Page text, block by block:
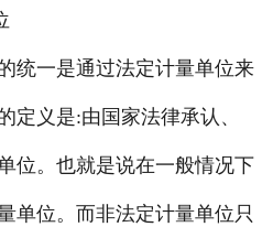
一是通过法定计量单位来
定义是:由国家法律承认、
位。也就是说在一般情况下
单位。而非法定计量单位只